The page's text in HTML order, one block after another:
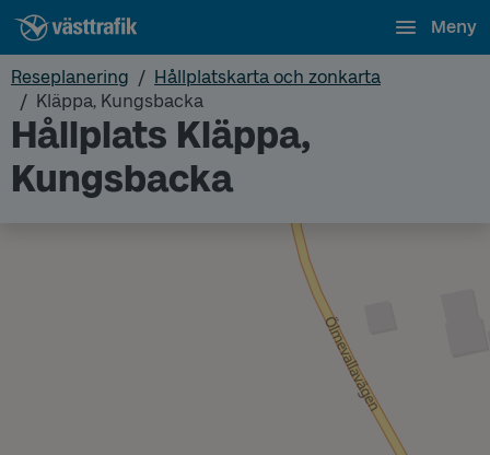
Meny
Reseplanering
Hållplatskarta och zonkarta
Kläppa, Kungsbacka
Hållplats Kläppa,
Kungsbacka